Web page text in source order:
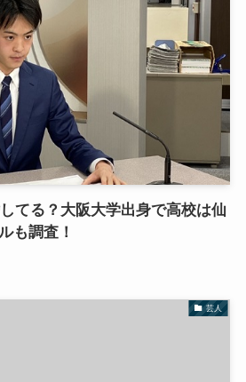
てる？大阪大学出身で高校は仙
も調査！
芸人